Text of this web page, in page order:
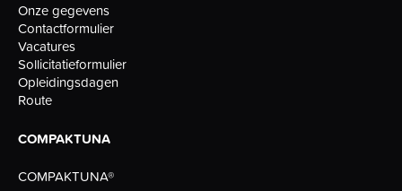
Onze gegevens
Contactformulier
Vacatures
Sollicitatieformulier
Opleidingsdagen
Route
COMPAKTUNA
COMPAKTUNA®